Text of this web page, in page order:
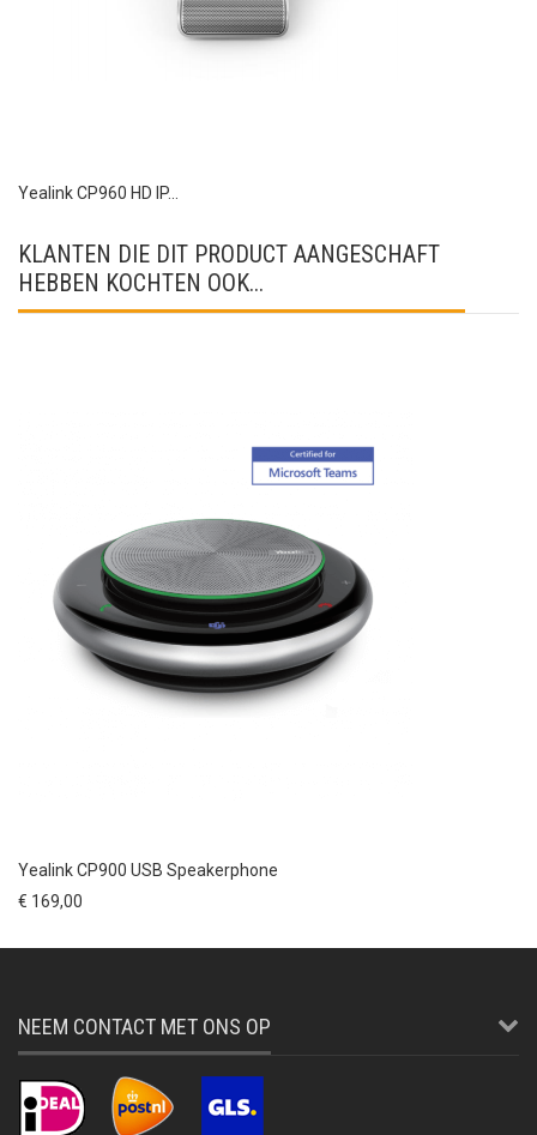
Yealink CP960 HD IP...
KLANTEN DIE DIT PRODUCT AANGESCHAFT
HEBBEN KOCHTEN OOK...
Yealink CP900 USB Speakerphone
€ 169,00
NEEM CONTACT MET ONS OP